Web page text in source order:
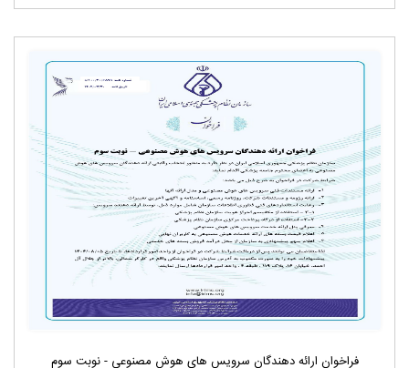
فراخوان ارائه دهندگان سرویس های هوش مصنوعی - نوبت سوم